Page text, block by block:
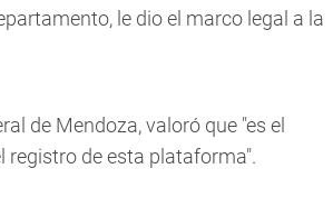
le dio el marco legal a la
de Mendoza, valoró que "es el
registro de esta plataforma".